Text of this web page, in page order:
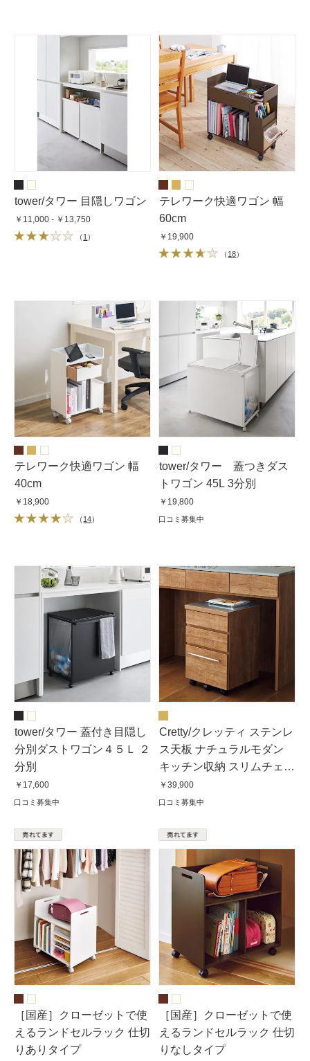
tower/タワー 目隠しワゴン
￥11,000 - ￥13,750
（ 1 ）
テレワーク快適ワゴン 幅
60cm
￥19,900
（ 18）
テレワーク快適ワゴン 幅
40cm
￥18,900
（14）
tower/タワー 蓋つきダス
トワゴン 45L 3分別
￥19,800
口コミ募集中
tower/タワー 蓋付き目隠し
分別ダストワゴン４５Ｌ ２
分別
￥17,600
口コミ募集中
Cretty/クレッティ ステンレ
ス天板 ナチュラルモダン
キッチン収納 スリムチェス
トキッチンワゴン
￥39,900
口コミ募集中
［国産］クローゼットで使
えるランドセルラック 仕切
りありタイプ
［国産］クローゼットで使
えるランドセルラック 仕切
りなしタイプ